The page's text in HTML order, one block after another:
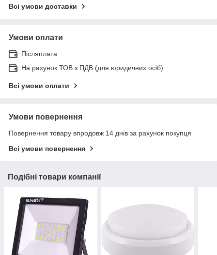
Всі умови доставки
Умови оплати
Післяплата
На рахунок ТОВ з ПДВ (для юридичних осіб)
Всі умови оплати
Умови повернення
Повернення товару впродовж 14 днів за рахунок покупця
Всі умови повернення
Подібні товари компанії